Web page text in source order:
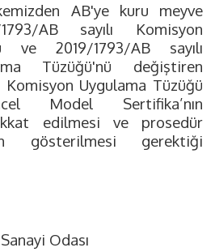
AB'ye kuru meyve
AB sayılı Komisyon
ve 2019/1793/AB sayılı
Tüzüğü'nü değiştiren
Komisyon Uygulama Tüzüğü
Model Sertifika’nın
edilmesi ve prosedür
gösterilmesi gerektiği
Odası